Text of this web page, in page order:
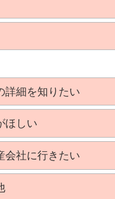
詳細を知りたい
ほしい
会社に行きたい